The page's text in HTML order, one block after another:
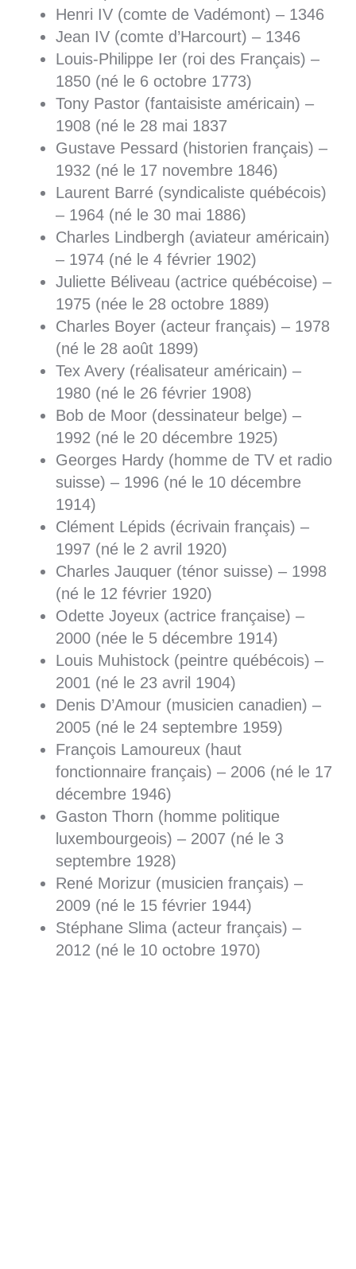
Henri IV (comte de Vadémont) – 1346
Jean IV (comte d’Harcourt) – 1346
Louis-Philippe Ier (roi des Français) –
1850 (né le 6 octobre 1773)
Tony Pastor (fantaisiste américain) –
1908 (né le 28 mai 1837
Gustave Pessard (historien français) –
1932 (né le 17 novembre 1846)
Laurent Barré (syndicaliste québécois)
– 1964 (né le 30 mai 1886)
Charles Lindbergh (aviateur américain)
– 1974 (né le 4 février 1902)
Juliette Béliveau (actrice québécoise) –
1975 (née le 28 octobre 1889)
Charles Boyer (acteur français) – 1978
(né le 28 août 1899)
Tex Avery (réalisateur américain) –
1980 (né le 26 février 1908)
Bob de Moor (dessinateur belge) –
1992 (né le 20 décembre 1925)
Georges Hardy (homme de TV et radio
suisse) – 1996 (né le 10 décembre
1914)
Clément Lépids (écrivain français) –
1997 (né le 2 avril 1920)
Charles Jauquer (ténor suisse) – 1998
(né le 12 février 1920)
Odette Joyeux (actrice française) –
2000 (née le 5 décembre 1914)
Louis Muhistock (peintre québécois) –
2001 (né le 23 avril 1904)
Denis D’Amour (musicien canadien) –
2005 (né le 24 septembre 1959)
François Lamoureux (haut
fonctionnaire français) – 2006 (né le 17
décembre 1946)
Gaston Thorn (homme politique
luxembourgeois) – 2007 (né le 3
septembre 1928)
René Morizur (musicien français) –
2009 (né le 15 février 1944)
Stéphane Slima (acteur français) –
2012 (né le 10 octobre 1970)